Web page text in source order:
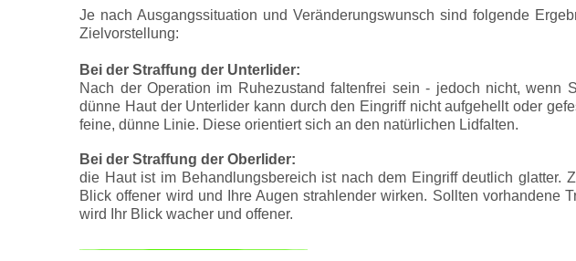
Je nach Ausgangssituation und Veränderungswunsch sind folgende
Zielvorstellung:
Bei der Straffung der Unterlider:
Nach der Operation im Ruhezustand faltenfrei sein - jedoch nicht, wenn
dünne Haut der Unterlider kann durch den Eingriff nicht aufgehellt oder
feine, dünne Linie. Diese orientiert sich an den natürlichen Lidfalten.
Bei der Straffung der Oberlider:
die Haut ist im Behandlungsbereich ist nach dem Eingriff deutlich glatter.
Blick offener wird und Ihre Augen strahlender wirken. Sollten vorhandene
wird Ihr Blick wacher und offener.